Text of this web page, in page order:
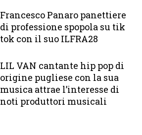
Francesco Panaro panettiere
di professione spopola su tik
tok con il suo ILFRA28
LIL VAN cantante hip pop di
origine pugliese con la sua
musica attrae l’interesse di
noti produttori musicali